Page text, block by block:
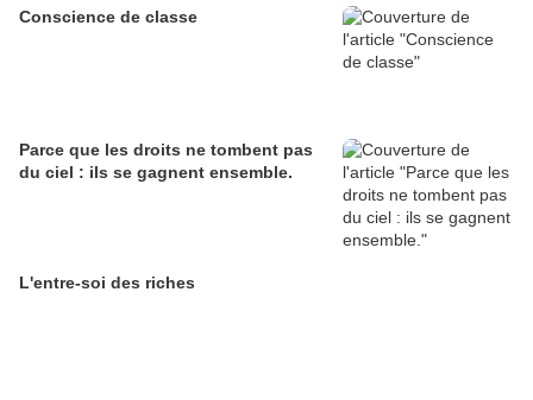
Conscience de classe
Parce que les droits ne tombent pas
du ciel : ils se gagnent ensemble.
L'entre-soi des riches